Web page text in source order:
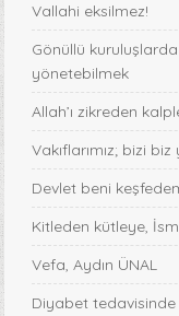
Vallahi eksilmez!
Gönüllü
yönetebilmek
Allah’ı zikreden
Vakıflarımız; bizi
Devlet beni
Kitleden kütleye,
Vefa, Aydın ÜNAL
Diyabet tedavisinde